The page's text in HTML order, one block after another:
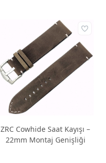
ZRC Cowhide Saat Kayışı –
22mm Montaj Genişliği